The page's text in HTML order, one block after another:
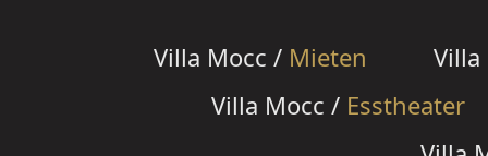
Villa Mocc / Mieten Villa
Villa Mocc / Esstheater